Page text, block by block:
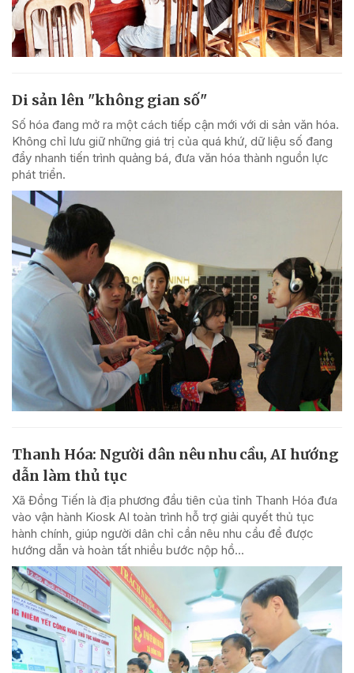
Di sản lên "không gian số"
Số hóa đang mở ra một cách tiếp cận mới với di sản văn hóa.
Không chỉ lưu giữ những giá trị của quá khứ, dữ liệu số đang
đẩy nhanh tiến trình quảng bá, đưa văn hóa thành nguồn lực
phát triển.
Thanh Hóa: Người dân nêu nhu cầu, AI hướng
dẫn làm thủ tục
Xã Đồng Tiến là địa phương đầu tiên của tỉnh Thanh Hóa đưa
vào vận hành Kiosk AI toàn trình hỗ trợ giải quyết thủ tục
hành chính, giúp người dân chỉ cần nêu nhu cầu để được
hướng dẫn và hoàn tất nhiều bước nộp hồ...